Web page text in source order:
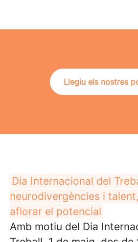
Llegiu els nostres
Dia Internacional del
neurodivergències i
aflorar el potencial
Amb motiu del Dia